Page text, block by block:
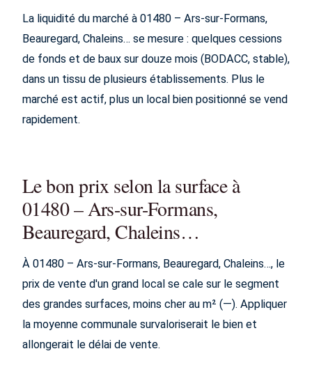
La liquidité du marché à 01480 – Ars-sur-Formans,
Beauregard, Chaleins… se mesure : quelques cessions
de fonds et de baux sur douze mois (BODACC, stable),
dans un tissu de plusieurs établissements. Plus le
marché est actif, plus un local bien positionné se vend
rapidement.
Le bon prix selon la surface à
01480 – Ars-sur-Formans,
Beauregard, Chaleins…
À 01480 – Ars-sur-Formans, Beauregard, Chaleins…, le
prix de vente d'un grand local se cale sur le segment
des grandes surfaces, moins cher au m² (—). Appliquer
la moyenne communale survaloriserait le bien et
allongerait le délai de vente.